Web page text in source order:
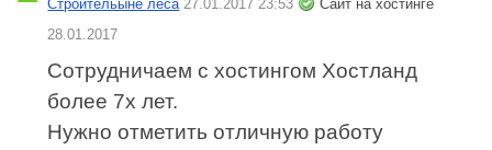
Строительыне леса 27.01.2017 23:53
Сайт на хостинге
28.01.2017
Сотрудничаем с хостингом Хостланд
более 7х лет.
Нужно отметить отличную работу